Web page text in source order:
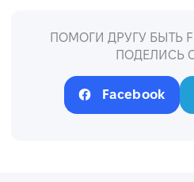
ПОМОГИ ДРУГУ БЫТЬ
ПОДЕЛИСЬ
Facebook